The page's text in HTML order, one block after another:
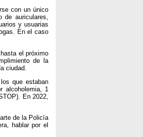
con un único
de auriculares,
y usuarias
En el caso
el próximo
de la
ciudad.
que estaban
alcoholemia, 1
En 2022,
de la Policía
hablar por el